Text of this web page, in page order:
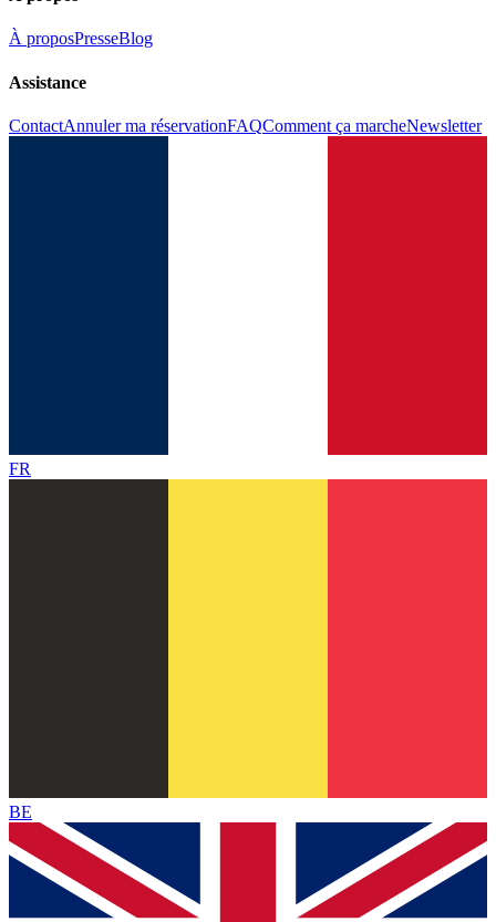
À proposPresseBlog
Assistance
ContactAnnuler ma réservationFAQComment ça marcheNewsletter
FR
BE